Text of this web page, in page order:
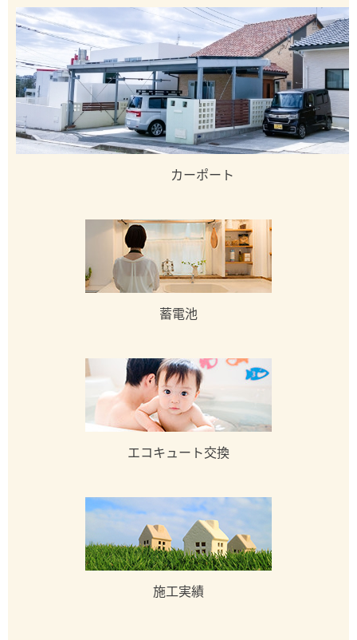
カーポート
蓄電池
エコキュート交換
施工実績